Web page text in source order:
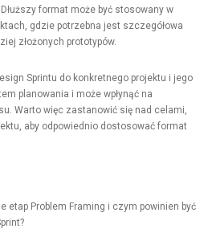
format może być stosowany w
gdzie potrzebna jest szczegółowa
złożonych prototypów.
Sprintu do konkretnego projektu i jego
planowania i może wpłynąć na
Warto więc zastanowić się nad celami,
aby odpowiednio dostosować format
etap Problem Framing i czym powinien być